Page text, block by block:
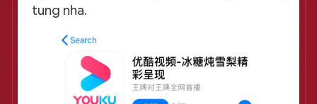
tung nha.